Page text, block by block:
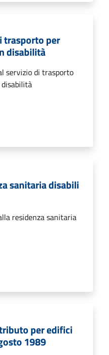
trasporto per
disabilità
servizio di trasporto
sanitaria disabili
residenza sanitaria
per edifici
1989